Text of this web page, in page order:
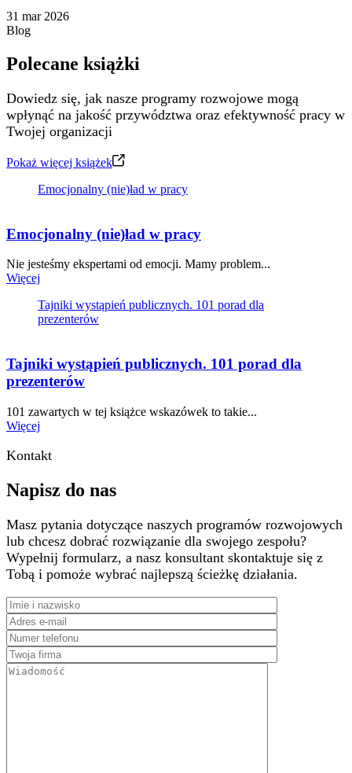
31 mar 2026
Blog
Polecane książki
Dowiedz się, jak nasze programy rozwojowe mogą
wpłynąć na jakość przywództwa oraz efektywność pracy w
Twojej organizacji
Pokaż więcej książek
Emocjonalny (nie)ład w pracy
Emocjonalny (nie)ład w pracy
Nie jesteśmy ekspertami od emocji. Mamy problem...
Więcej
Tajniki wystąpień publicznych. 101 porad dla
prezenterów
Tajniki wystąpień publicznych. 101 porad dla
prezenterów
101 zawartych w tej książce wskazówek to takie...
Więcej
Kontakt
Napisz do nas
Masz pytania dotyczące naszych programów rozwojowych
lub chcesz dobrać rozwiązanie dla swojego zespołu?
Wypełnij formularz, a nasz konsultant skontaktuje się z
Tobą i pomoże wybrać najlepszą ścieżkę działania.